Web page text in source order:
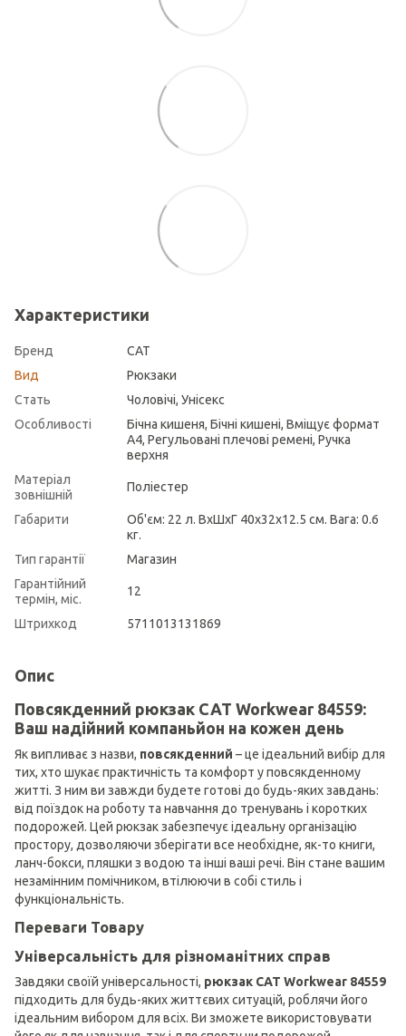
Характеристики
Бренд
CAT
Вид
Рюкзаки
Стать
Чоловічі, Унісекс
Особливості
Бічна кишеня, Бічні кишені, Вміщує формат
А4, Регульовані плечові ремені, Ручка
верхня
Матеріал
зовнішній
Поліестер
Габарити
Об'єм: 22 л. ВхШхГ 40х32х12.5 см. Вага: 0.6
кг.
Тип гарантії
Магазин
Гарантійний
термін, міс.
12
Штрихкод 5711013131869
Опис
Повсякденний рюкзак CAT Workwear 84559:
Ваш надійний компаньйон на кожен день
Як випливає з назви, повсякденний – це ідеальний вибір для
тих, хто шукає практичність та комфорт у повсякденному
житті. З ним ви завжди будете готові до будь-яких завдань:
від поїздок на роботу та навчання до тренувань і коротких
подорожей. Цей рюкзак забезпечує ідеальну організацію
простору, дозволяючи зберігати все необхідне, як-то книги,
ланч-бокси, пляшки з водою та інші ваші речі. Він стане вашим
незамінним помічником, втілюючи в собі стиль і
функціональність.
Переваги Товару
Універсальність для різноманітних справ
Завдяки своїй універсальності, рюкзак CAT Workwear 84559
підходить для будь-яких життєвих ситуацій, роблячи його
ідеальним вибором для всіх. Ви зможете використовувати